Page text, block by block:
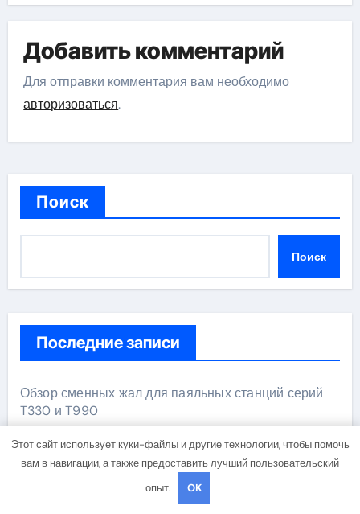
Добавить комментарий
Для отправки комментария вам необходимо
авторизоваться.
Поиск
Поиск
Последние записи
Обзор сменных жал для паяльных станций серий
T330 и T990
Прошивные базальтовые маты с сертификатом
негорючести
Этот сайт использует куки-файлы и другие технологии, чтобы помочь
вам в навигации, а также предоставить лучший пользовательский
опыт.
OK